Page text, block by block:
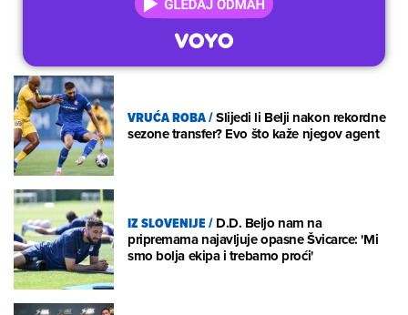
VRUĆA ROBA/Slijedi li Belji nakon rekordne
sezone transfer? Evo što kaže njegov agent
IZ SLOVENIJE/D.D. Beljo nam na
pripremama najavljuje opasne Švicarce: 'Mi
smo bolja ekipa i trebamo proći'